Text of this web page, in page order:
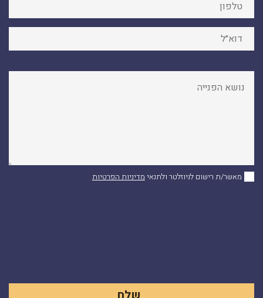
מאשר/ת רישום לניוזלטר ולתנאי מדיניות הפרטיות